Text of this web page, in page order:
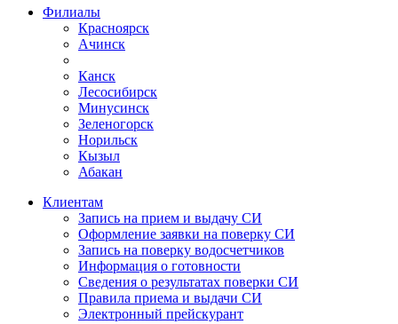
Филиалы
Красноярск
Ачинск
Канск
Лесосибирск
Минусинск
Зеленогорск
Норильск
Кызыл
Абакан
Клиентам
Запись на прием и выдачу СИ
Оформление заявки на поверку СИ
Запись на поверку водосчетчиков
Информация о готовности
Сведения о результатах поверки СИ
Правила приема и выдачи СИ
Электронный прейскурант